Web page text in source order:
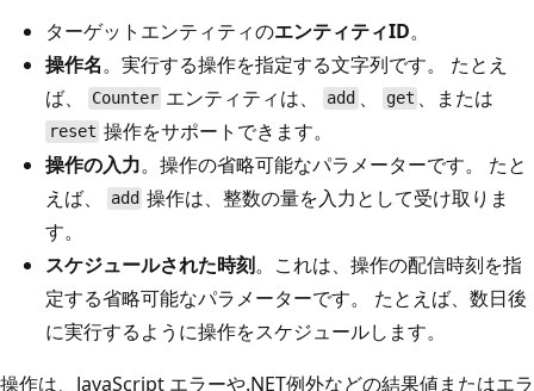
ターゲットエンティティのエンティティID。
操作名。実行する操作を指定する文字列です。 たとえ
ば、
Counter エンティティは、 add 、 get 、または
reset 操作をサポートできます。
操作の入力。操作の省略可能なパラメーターです。 たと
えば、
add 操作は、整数の量を入力として受け取りま
す。
スケジュールされた時刻。これは、操作の配信時刻を指
定する省略可能なパラメーターです。 たとえば、数日後
に実行するように操作をスケジュールします。
操作は、JavaScript エラーや.NET例外などの結果値またはエラ